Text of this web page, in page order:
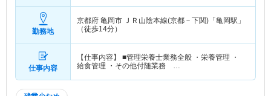
勤務地
京都府 亀岡市 ＪＲ山陰本線(京都－下関)「亀岡駅」
（徒歩14分）
仕事内容
【仕事内容】 ■管理栄養士業務全般 ・栄養管理 ・
給食管理 ・その他付随業務 …